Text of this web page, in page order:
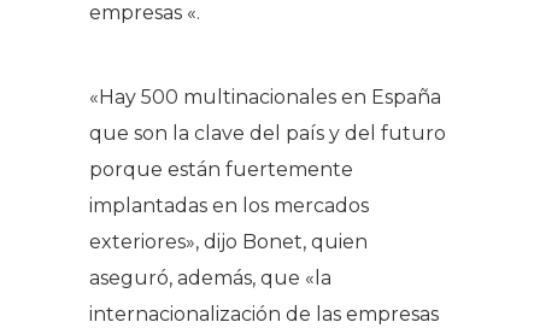
empresas «.
«Hay 500 multinacionales en España
que son la clave del país y del futuro
porque están fuertemente
implantadas en los mercados
exteriores», dijo Bonet, quien
aseguró, además, que «la
internacionalización de las empresas